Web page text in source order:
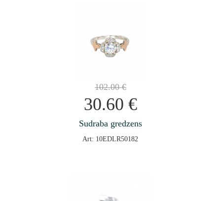
102.00€
30.60 €
Sudraba gredzens
Art: 10EDLR50182